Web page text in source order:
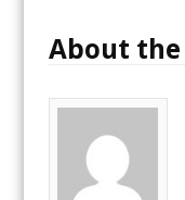
About